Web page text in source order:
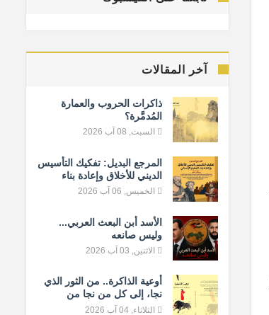
آخر المقالات
ذاكرات الحروب والعمارة
المُدمَّرة؟
السبت, 08 آب 2026
المرجع البديل: تفكيك التأسيس
الديني للأخلاق وإعادة بناء
المعيار الإنساني
الخميس, 06 آب 2026
الأسد أبن البعث العربي...
وليس صانعه
الاثنين, 03 آب 2026
أوعية الذاكرة.. من الثور الذي
نجا، إلى كل من نجا من
النسيان
الثلاثاء, 04 آب 2026